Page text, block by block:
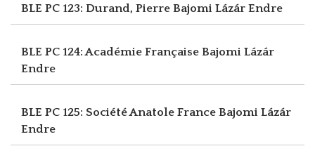
BLE PC 123: Durand, Pierre Bajomi Lázár Endre
BLE PC 124: Académie Française Bajomi Lázár
Endre
BLE PC 125: Société Anatole France Bajomi Lázár
Endre